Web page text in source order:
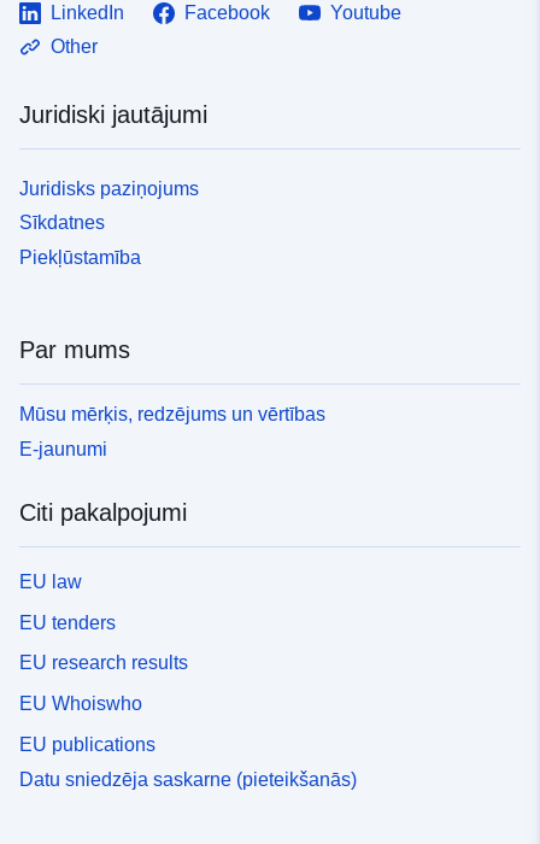
LinkedIn Facebook
Youtube
Other
Juridiski jautājumi
Juridisks paziņojums
Sīkdatnes
Piekļūstamība
Par mums
Mūsu mērķis, redzējums un vērtības
E-jaunumi
Citi pakalpojumi
EU law
EU tenders
EU research results
EU Whoiswho
EU publications
Datu sniedzēja saskarne (pieteikšanās)